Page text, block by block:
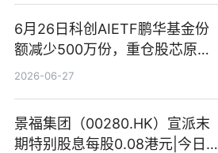
6月26日科创AIETF鹏华基金份
额减少500万份，重仓股芯原股
份、寒武纪、澜起科技 观速讯
2026-06-27
景福集团（00280.HK）宣派末
期特别股息每股0.08港元|今日快